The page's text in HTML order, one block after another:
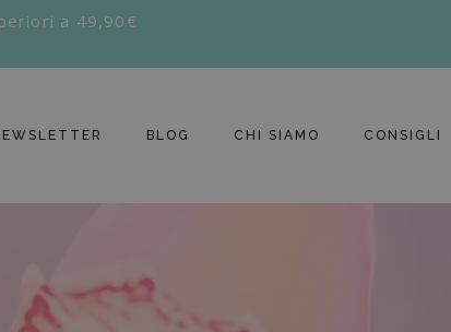
a 49,90€
BLOG CHI SIAMO CONSIGLI